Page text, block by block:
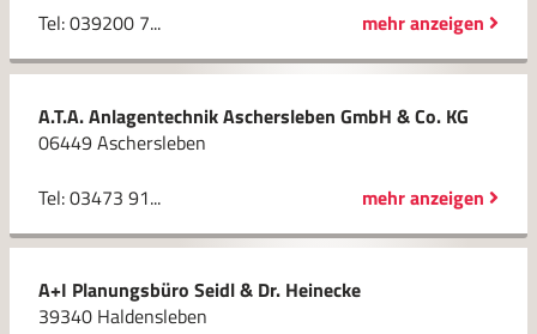
Tel: 039200 7...
mehr anzeigen
A.T.A. Anlagentechnik Aschersleben GmbH & Co. KG
06449 Aschersleben
Tel: 03473 91...
mehr anzeigen
A+I Planungsbüro Seidl & Dr. Heinecke
39340 Haldensleben